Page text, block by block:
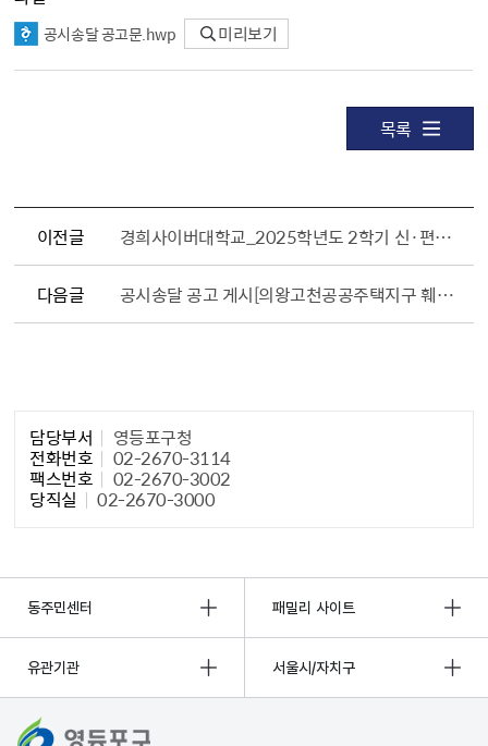
공시송달 공고문.hwp 미리보기
목록
이전글 경희사이버대학교_2025학년도 2학기 신·편입생 모집 안내
다음글 공시송달 공고 게시[의왕고천공공주택지구 훼손지(백운호수 근린공원) 복구사업] (의왕시 공고 제2025-811호)
담당부서 영등포구청
전화번호 02-2670-3114
팩스번호 02-2670-3002
당직실 02-2670-3000
동주민센터 패밀리 사이트
유관기관 서울시/자치구